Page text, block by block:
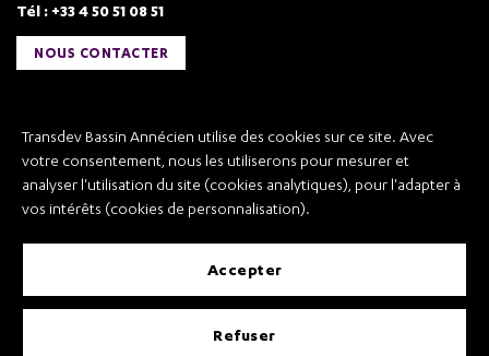
Transdev Bassin Annécien utilise des cookies sur ce site. Avec
votre consentement, nous les utiliserons pour mesurer et
analyser l'utilisation du site (cookies analytiques), pour l'adapter à
vos intérêts (cookies de personnalisation).
accepter
refuser
Tél : +33 4 50 51 08 51
NOUS CONTACTER
Transdev Bassin Annécien
Recrutement
Conditions Générales de Vente et Transport